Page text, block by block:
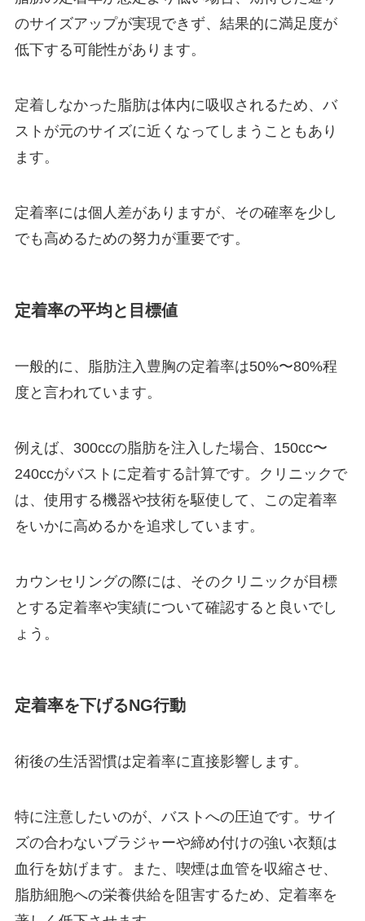
のサイズアップが実現できず、結果的に満足度が
低下する可能性があります。
定着しなかった脂肪は体内に吸収されるため、バ
ストが元のサイズに近くなってしまうこともあり
ます。
定着率には個人差がありますが、その確率を少し
でも高めるための努力が重要です。
定着率の平均と目標値
一般的に、脂肪注入豊胸の定着率は50%〜80%程
度と言われています。
例えば、300ccの脂肪を注入した場合、150cc〜
240ccがバストに定着する計算です。クリニックで
は、使用する機器や技術を駆使して、この定着率
をいかに高めるかを追求しています。
カウンセリングの際には、そのクリニックが目標
とする定着率や実績について確認すると良いでし
ょう。
定着率を下げるNG行動
術後の生活習慣は定着率に直接影響します。
特に注意したいのが、バストへの圧迫です。サイ
ズの合わないブラジャーや締め付けの強い衣類は
血行を妨げます。また、喫煙は血管を収縮させ、
脂肪細胞への栄養供給を阻害するため、定着率を